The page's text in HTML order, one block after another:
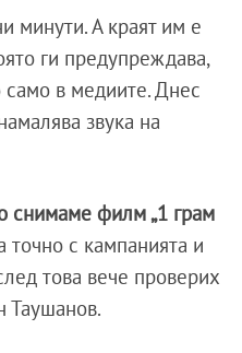
минути. А краят им е
ги предупреждава,
само в медиите. Днес
звука на
снимаме филм „1 грам
точно с кампанията и
това вече проверих
Таушанов.